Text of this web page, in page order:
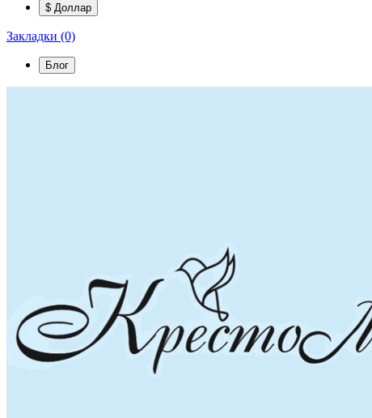
$ Доллар
Закладки (0)
Блог